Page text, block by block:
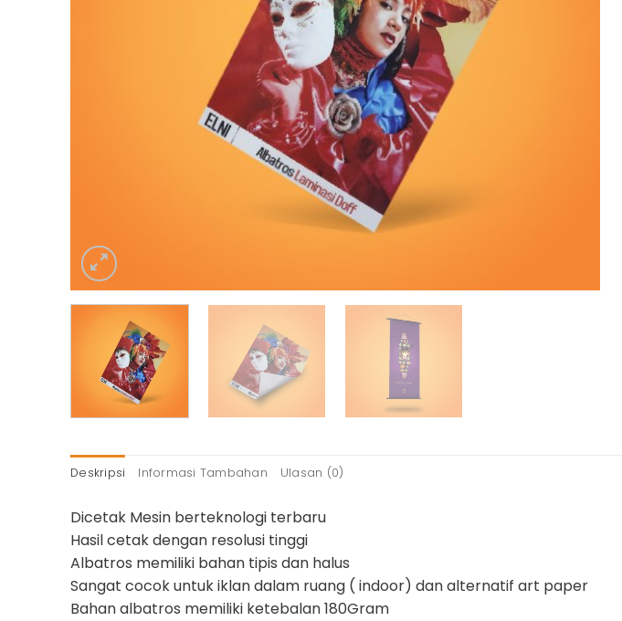
Deskripsi Informasi Tambahan Ulasan (0)
Dicetak Mesin berteknologi terbaru
Hasil cetak dengan resolusi tinggi
Albatros memiliki bahan tipis dan halus
Sangat cocok untuk iklan dalam ruang ( indoor) dan alternatif art paper
Bahan albatros memiliki ketebalan 180Gram